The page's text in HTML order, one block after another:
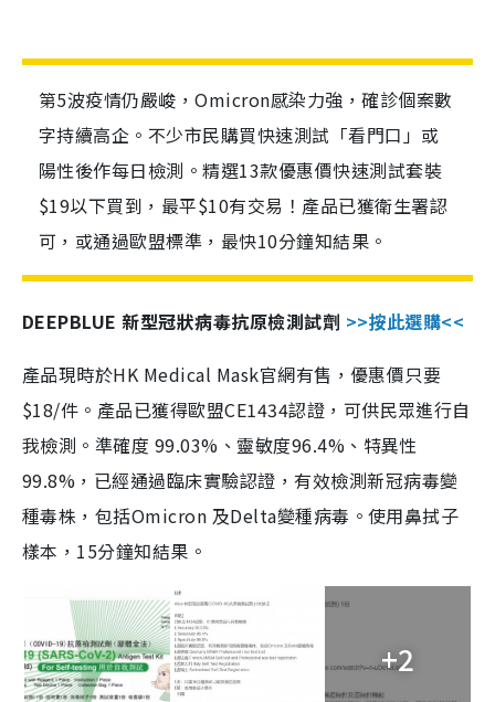
第5波疫情仍嚴峻，Omicron感染力強，確診個案數
字持續高企。不少市民購買快速測試「看門口」或
陽性後作每日檢測。精選13款優惠價快速測試套裝
$19以下買到，最平$10有交易！產品已獲衛生署認
可，或通過歐盟標準，最快10分鐘知結果。
DEEPBLUE 新型冠狀病毒抗原檢測試劑 >>按此選購<<
產品現時於HK Medical Mask官網有售，優惠價只要
$18/件。產品已獲得歐盟CE1434認證，可供民眾進行自
我檢測。準確度 99.03%、靈敏度96.4%、特異性
99.8%，已經通過臨床實驗認證，有效檢測新冠病毒變
種毒株，包括Omicron 及Delta變種病毒。使用鼻拭子
樣本，15分鐘知結果。
+2